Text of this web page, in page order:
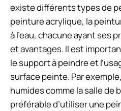
existe différents types de
peinture acrylique, la
à l’eau, chacune ayant ses
et avantages. Il est
le support à peindre et
surface peinte. Par
humides comme la salle de
préférable d’utiliser une